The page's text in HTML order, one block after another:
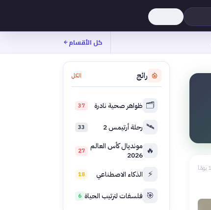
كل الأقسام
رائج الكل
🗂️ ظواهر صحية نادرة 37
🛰️ رحلة أرتيمس 2 33
🔥 مونديال كأس العالم
2026
27
⚡ الذكاء الاصطناعي 18
🎯 فلسفات لترتيب الحياة 6